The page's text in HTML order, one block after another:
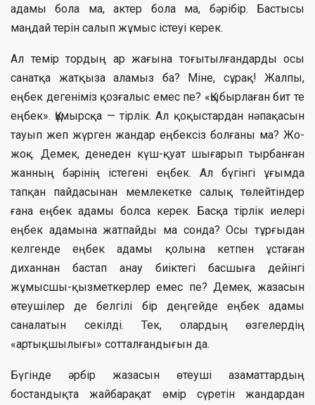
адамы бола ма, актер бола ма, бәрібір. Бастысы
маңдай терін салып жұмыс істеуі керек.
Ал темір тордың ар жағына тоғытылғандарды осы
санатқа жатқыза аламыз ба? Міне, сұрақ! Жалпы,
еңбек дегеніміз қозғалыс емес пе? «Қыбырлаған бит те
еңбек». Құмырсқа — тірлік. Ал қоқыстардан нәпақасын
тауып жеп жүрген жандар еңбексіз болғаны ма? Жо-
жоқ. Демек, денеден күш-қуат шығарып тырбанған
жанның бәрінің істегені еңбек. Ал бүгінгі ұғымда
тапқан пайдасынан мемлекетке салық төлейтіндер
ғана еңбек адамы болса керек. Басқа тірлік иелері
еңбек адамына жатпайды ма сонда? Осы тұрғыдан
келгенде еңбек адамы қолына кетпен ұстаған
диханнан бастап анау биіктегі басшыға дейінгі
жұмысшы-қызметкерлер емес пе? Демек, жазасын
өтеушілер де белгілі бір деңгейде еңбек адамы
саналатын секілді. Тек, олардың өзгелердің
«артықшылығы» сотталғандығын да.
Бүгінде әрбір жазасын өтеуші азаматтардың
бостандықта жайбарақат өмір сүретін жандардан